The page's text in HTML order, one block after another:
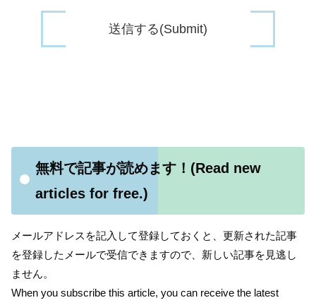
無料で記事が読めます！(Read new
articles for free.)
メールアドレスを記入して登録しておくと、更新された記事
を登録したメールで受信できますので、新しい記事を見逃し
ません。
When you subscribe this article, you can receive the latest